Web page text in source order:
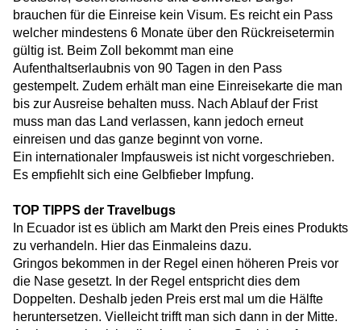
brauchen für die Einreise kein Visum. Es reicht ein Pass
welcher mindestens 6 Monate über den Rückreisetermin
gültig ist. Beim Zoll bekommt man eine
Aufenthaltserlaubnis von 90 Tagen in den Pass
gestempelt. Zudem erhält man eine Einreisekarte die man
bis zur Ausreise behalten muss. Nach Ablauf der Frist
muss man das Land verlassen, kann jedoch erneut
einreisen und das ganze beginnt von vorne.
Ein internationaler Impfausweis ist nicht vorgeschrieben.
Es empfiehlt sich eine Gelbfieber Impfung.
TOP TIPPS der Travelbugs
In Ecuador ist es üblich am Markt den Preis eines Produkts
zu verhandeln. Hier das Einmaleins dazu.
Gringos bekommen in der Regel einen höheren Preis vor
die Nase gesetzt. In der Regel entspricht dies dem
Doppelten. Deshalb jeden Preis erst mal um die Hälfte
heruntersetzen. Vielleicht trifft man sich dann in der Mitte.